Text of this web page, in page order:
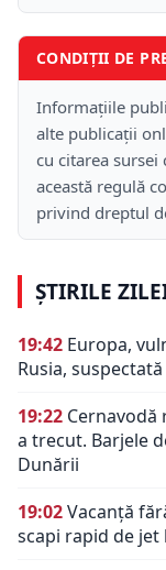
CONDIȚII DE
Informațiile
alte publicații
cu citarea sursei
această regulă
privind dreptul
ȘTIRILE
19:42 Europa,
Rusia,
19:22
a trecut. Barjele
Dunării
19:02Vacanță
scapi rapid de jet